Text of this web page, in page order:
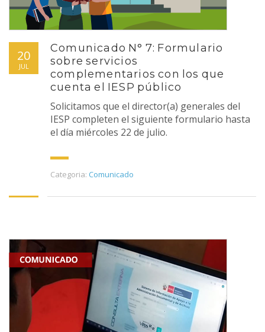
20
JUL
Comunicado N° 7: Formulario
sobre servicios
complementarios con los que
cuenta el IESP público
Solicitamos que el director(a) generales del
IESP completen el siguiente formulario hasta
el día miércoles 22 de julio.
Categoria: Comunicado